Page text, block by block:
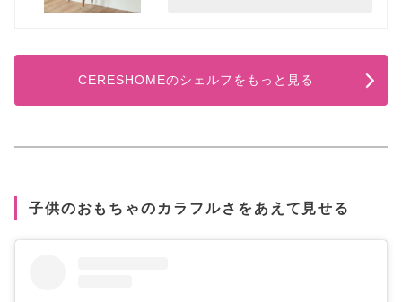
CERESHOMEのシェルフをもっと見る
子供のおもちゃのカラフルさをあえて見せる